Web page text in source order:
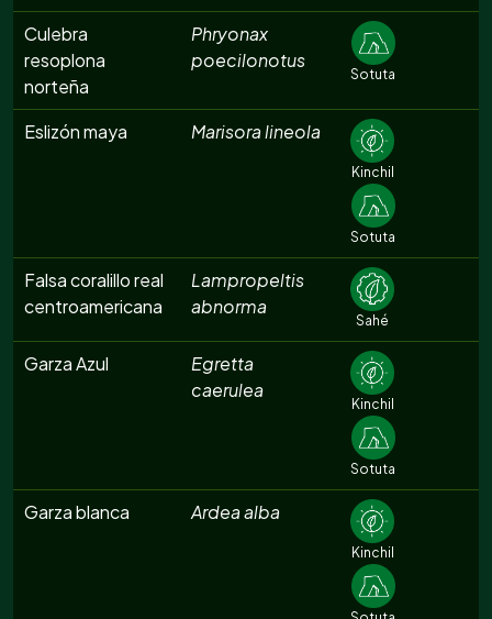
Culebra
resoplona
norteña
Phryonax
poecilonotus
Sotuta
Eslizón maya Marisora lineola
Kinchil
Sotuta
Falsa coralillo real
centroamericana
Lampropeltis
abnorma
Sahé
Garza Azul
Egretta
caerulea
Kinchil
Sotuta
Garza blanca Ardea alba
Kinchil